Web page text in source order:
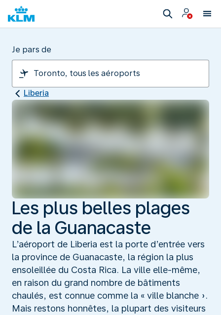
Je pars de
Liberia
Les plus belles plages
de la Guanacaste
L’aéroport de Liberia est la porte d’entrée vers
la province de Guanacaste, la région la plus
ensoleillée du Costa Rica. La ville elle-même,
en raison du grand nombre de bâtiments
chaulés, est connue comme la « ville blanche ».
Mais restons honnêtes, la plupart des visiteurs